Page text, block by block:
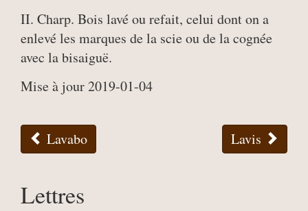
II. Charp. Bois lavé ou refait, celui dont on a
enlevé les marques de la scie ou de la cognée
avec la bisaiguë.
Mise à jour 2019-01-04
Lavabo Lavis
Lettres